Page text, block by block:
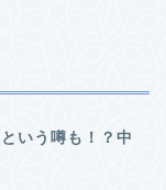
いう噂も！？中